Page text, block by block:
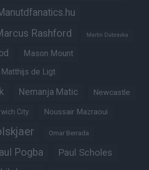
Rashford Martin Dubravka
Mason Mount
Matthijs de Ligt
Nemanja Matic Newcastle
City Noussair Mazraoui
Omar Berrada
Pogba Paul Scholes